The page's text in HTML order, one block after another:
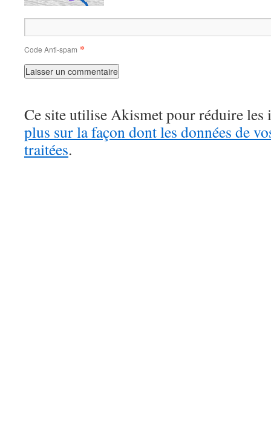
Code Anti-spam *
Ce site utilise Akismet pour réduire les
plus sur la façon dont les données de
traitées.